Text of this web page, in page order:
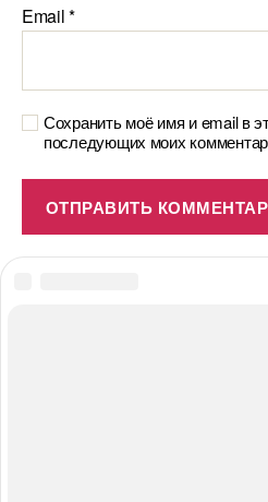
Email*
Сохранить моё имя и email в
последующих моих